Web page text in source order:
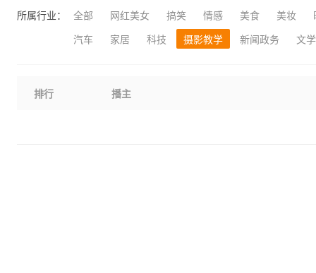
所属行业： 全部 网红美女 搞笑 情感 美食 美妆
汽车
家居 科技 摄影教学 新闻政务 文
排行 播主